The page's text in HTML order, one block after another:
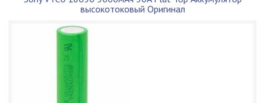
высокотоковый Оригинал